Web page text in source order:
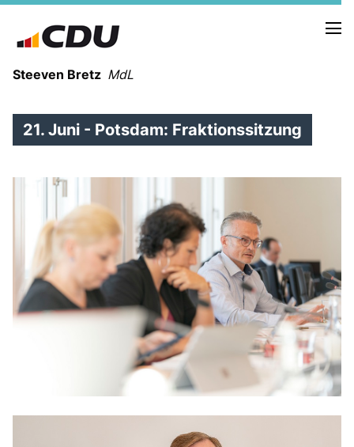
Steeven Bretz MdL
WAHLKREISBESUCHE
PRESSEFOTOS
MEIN BÜRGERBÜRO
MEIN WAHLKREIS
ZIELE
Redebeiträge
Anträge CDU
Kleine Anfragen
CDU Deutschland
21. Juni - Potsdam: Fraktionssitzung